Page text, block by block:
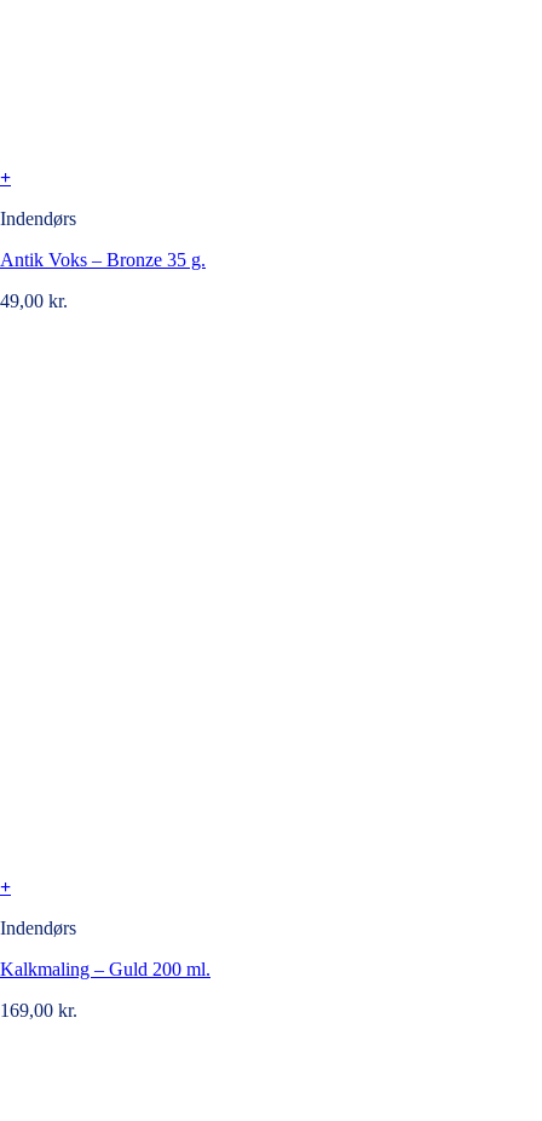
+
Indendørs
Antik Voks – Bronze 35 g.
49,00 kr.
+
Indendørs
Kalkmaling – Guld 200 ml.
169,00 kr.